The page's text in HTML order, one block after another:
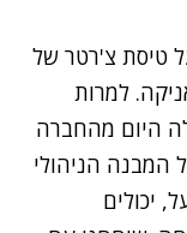
טיסת צ'רטר של
למרות
היום מהחברה
הניהולי
יכולים